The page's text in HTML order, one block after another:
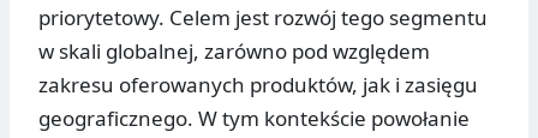
priorytetowy. Celem jest rozwój tego segmentu
w skali globalnej, zarówno pod względem
zakresu oferowanych produktów, jak i zasięgu
geograficznego. W tym kontekście powołanie